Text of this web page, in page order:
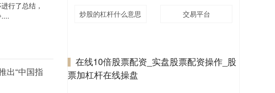
行了总结，
出“中国指
炒股的杠杆什么意思 交易平台
在线10倍股票配资_实盘股票配资操作_股
票加杠杆在线操盘